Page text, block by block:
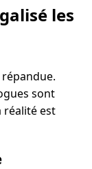
les
sont
réalité est